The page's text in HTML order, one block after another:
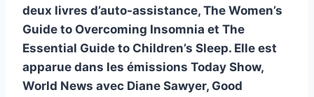
deux livres d’auto-assistance, The Women’s
Guide to Overcoming Insomnia et The
Essential Guide to Children’s Sleep. Elle est
apparue dans les émissions Today Show,
World News avec Diane Sawyer, Good